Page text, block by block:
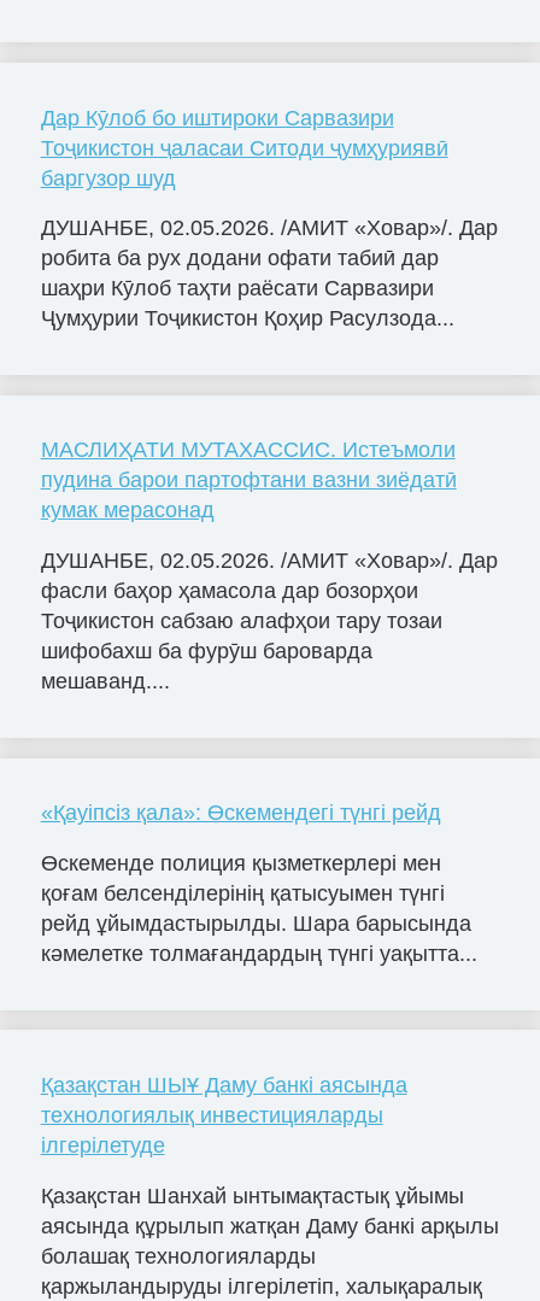
Дар Кӯлоб бо иштироки Сарвазири
Тоҷикистон ҷаласаи Ситоди ҷумҳуриявӣ
баргузор шуд
ДУШАНБЕ, 02.05.2026. /АМИТ «Ховар»/. Дар
робита ба рух додани офати табиӣ дар
шаҳри Кӯлоб таҳти раёсати Сарвазири
Ҷумҳурии Тоҷикистон Қоҳир Расулзода...
МАСЛИҲАТИ МУТАХАССИС. Истеъмоли
пудина барои партофтани вазни зиёдатӣ
кумак мерасонад
ДУШАНБЕ, 02.05.2026. /АМИТ «Ховар»/. Дар
фасли баҳор ҳамасола дар бозорҳои
Тоҷикистон сабзаю алафҳои тару тозаи
шифобахш ба фурӯш бароварда
мешаванд....
«Қауіпсіз қала»: Өскемендегі түнгі рейд
Өскеменде полиция қызметкерлері мен
қоғам белсенділерінің қатысуымен түнгі
рейд ұйымдастырылды. Шара барысында
кәмелетке толмағандардың түнгі уақытта...
Қазақстан ШЫҰ Даму банкі аясында
технологиялық инвестицияларды
ілгерілетуде
Қазақстан Шанхай ынтымақтастық ұйымы
аясында құрылып жатқан Даму банкі арқылы
болашақ технологияларды
қаржыландыруды ілгерілетіп, халықаралық